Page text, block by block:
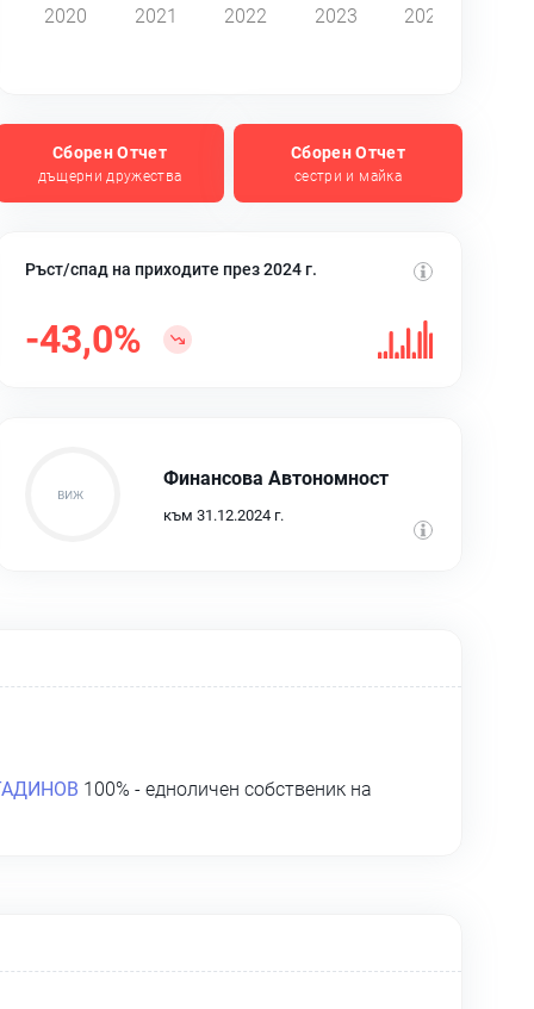
2020 2021 2022 2023 2024
Сборен Отчет
дъщерни дружества
Сборен Отчет
сестри и майка
Ръст/спад на приходите през 2024 г.
-43,0%
Финансова Автономност
към 31.12.2024 г.
100% - едноличен собственик на